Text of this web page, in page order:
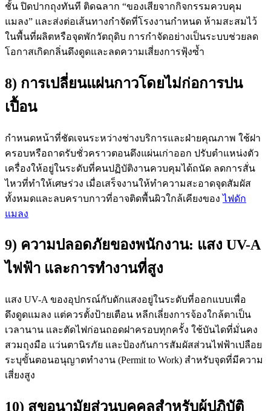
ชั้น ปิดปากถุงทันที ติดฉลาก “ของเสียจากกิจกรรมควบคุม
แมลง” และส่งต่อเส้นทางกำจัดที่โรงงานกำหนด ห้ามสะสมไว้
ในพื้นที่ผลิตหรือจุดพักวัตถุดิบ การกำจัดอย่างเป็นระบบช่วยลด
โอกาสเกิดกลิ่นดึงดูดและลดความเสี่ยงการฟุ้งซ้ำ
8) การเปลี่ยนแผ่นกาวโดยไม่ก่อการปน
เปื้อน
กำหนดหน้าที่ชัดเจนระหว่างช่างบริการและฝ่ายคุณภาพ ใช้ฝา
ครอบหรือถาดรับชั่วคราวตอนดึงแผ่นเก่าออก ปรับตำแหน่งตัว
เครื่องให้อยู่ในระดับที่คนปฏิบัติงานควบคุมได้ถนัด ลดการสั่น
ไหวที่ทำให้เศษร่วง เมื่อเสร็จงานให้ทำความสะอาดจุดสัมผัส
ทั้งหมดและลบคราบกาวที่อาจติดพื้นผิวใกล้เคียงของไฟดัก
แมลง
9) ความปลอดภัยของพนักงาน: แสง UV-A
ไฟฟ้า และการทำงานที่สูง
แสง UV-A ของอุปกรณ์กับดักแสงอยู่ในระดับที่ออกแบบเพื่อ
ดึงดูดแมลง แต่ควรตั้งป้ายเตือน หลีกเลี่ยงการจ้องใกล้ตาเป็น
เวลานาน และตัดไฟก่อนถอดฝาครอบทุกครั้ง ใช้บันไดที่มั่นคง
สวมถุงมือ แว่นตานิรภัย และป้องกันการสัมผัสส่วนไฟฟ้าเปลือย
ระบุขั้นตอนอนุญาตทำงาน (Permit to Work) สำหรับจุดที่มีความ
เสี่ยงสูง
10) สุขอนามัยส่วนบุคคลสำหรับผู้ปฏิบัติ